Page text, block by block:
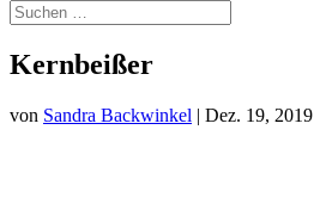
Kernbeißer
von Sandra Backwinkel | Dez. 19, 2019